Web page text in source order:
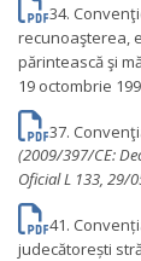
34.
recunoaşterea,
părintească şi
19 octombrie
37.
(2009/397/CE:
Oficial L 133, 29/
41.
judecătorești